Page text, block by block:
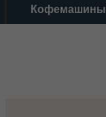
Кофемашины